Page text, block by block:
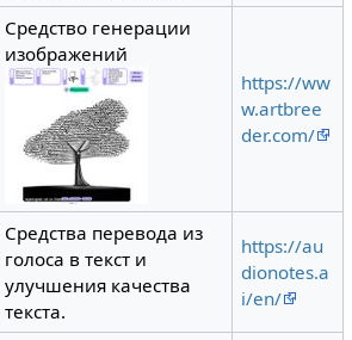
Средство генерации
изображений
https://ww
w.artbree
der.com/
Средства перевода из
голоса в текст и
улучшения качества
текста.
https://au
dionotes.a
i/en/